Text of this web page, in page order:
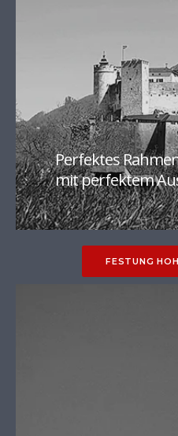
Perfektes
mit perfektem
In
als Ergänzung
FESTUNG
Von den
bis zur